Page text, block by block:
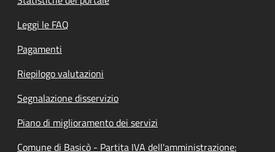
Leggi le FAQ
Pagamenti
Riepilogo valutazioni
Segnalazione disservizio
Piano di miglioramento dei servizi
Comune di Basicò - Partita IVA dell'amministrazione: